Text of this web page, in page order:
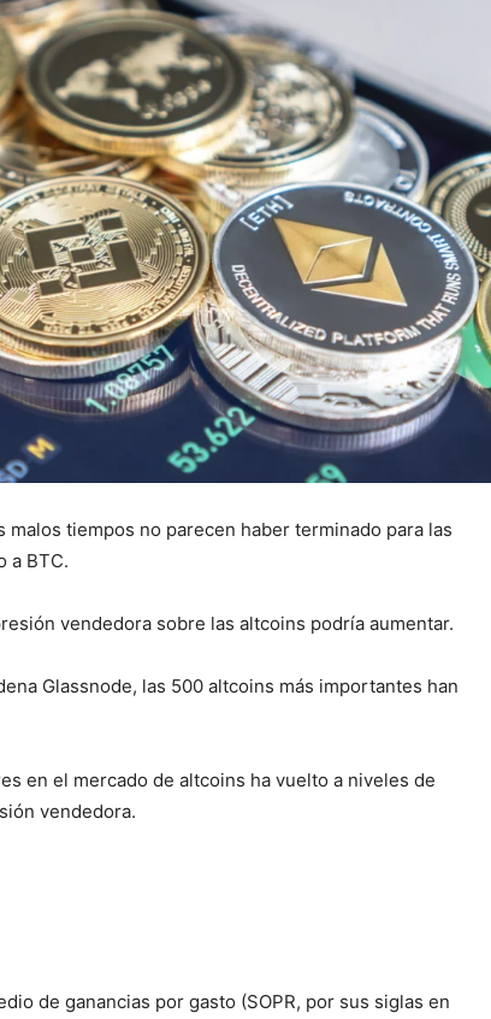
tiempos no parecen haber terminado para las
a BTC.
vendedora sobre las altcoins podría aumentar.
Glassnode, las 500 altcoins más importantes han
en el mercado de altcoins ha vuelto a niveles de
vendedora.
de ganancias por gasto (SOPR, por sus siglas en